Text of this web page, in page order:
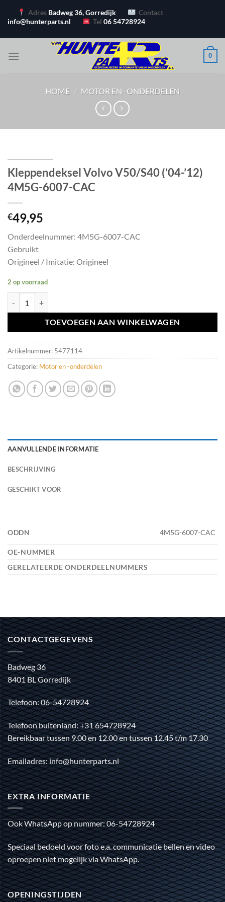
naar
Adres Badweg 36, Gorredijk
Contact
info@hunterparts.nl
Tel06 54728924
0
HOME / MOTOR EN -ONDERDELEN
Kleppendeksel Volvo V50/S40 (’04-’12)
4M5G-6007-CAC
€49,95
Onderdeelnummer: 4M5G-6007-CAC
Gebruikt
Origineel / Imitatie: Origineel
2 op voorraad
TOEVOEGEN AAN WINKELWAGEN
Artikelnummer: 5477114
Categorie: Motor en -onderdelen
AANVULLENDE INFORMATIE
BESCHRIJVING
GESCHIKT VOOR
ODDN 4M5G-6007-CAC
OE-NUMMER
GERELATEERDE ONDERDEELNUMMERS
CONTACTGEGEVENS
Badweg 36
8401 BL Gorredijk
Telefoon: 06-54728924
Telefoon buitenland: +31 654728924
Bereikbaar tussen 9.00 en 12.00 en tussen 12.45 t/m 17.30
Emailadres: info@hunterparts.nl
EXTRA INFORMATIE
Ook WhatsApp op nummer: 06-54728924
Speciaal bedoeld voor foto e.a. communicatie bellen en video
oproepen niet mogelijk via WhatsApp.
OPENINGSTIJDEN